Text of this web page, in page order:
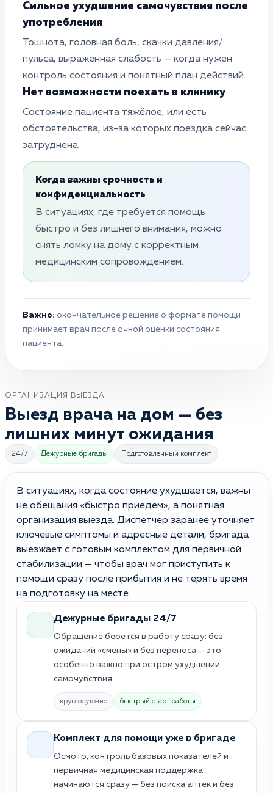
Сильное ухудшение самочувствия после
употребления
Тошнота, головная боль, скачки давления/
пульса, выраженная слабость — когда нужен
контроль состояния и понятный план действий.
Нет возможности поехать в клинику
Cостояние пациента тяжёлое, или есть
обстоятельства, из-за которых поездка сейчас
затруднена.
Когда важны срочность и
конфиденциальность
В ситуациях, где требуется помощь
быстро и без лишнего внимания, можно
снять ломку на дому с корректным
медицинским сопровождением.
Важно: окончательное решение о формате помощи
принимает врач после очной оценки состояния
пациента.
ОРГАНИЗАЦИЯ ВЫЕЗДА
Выезд врача на дом — без
лишних минут ожидания
24/7 Дежурные бригады Подготовленный комплект
В ситуациях, когда состояние ухудшается, важны
не обещания «быстро приедем», а понятная
организация выезда. Диспетчер заранее уточняет
ключевые симптомы и адресные детали, бригада
выезжает с готовым комплектом для первичной
стабилизации — чтобы врач мог приступить к
помощи сразу после прибытия и не терять время
на подготовку на месте.
Дежурные бригады 24/7
Обращение берётся в работу сразу: без
ожиданий «смены» и без переноса — это
особенно важно при остром ухудшении
самочувствия.
круглосуточно быстрый старт работы
Комплект для помощи уже в бригаде
Осмотр, контроль базовых показателей и
первичная медицинская поддержка
начинаются сразу — без поиска аптек и без